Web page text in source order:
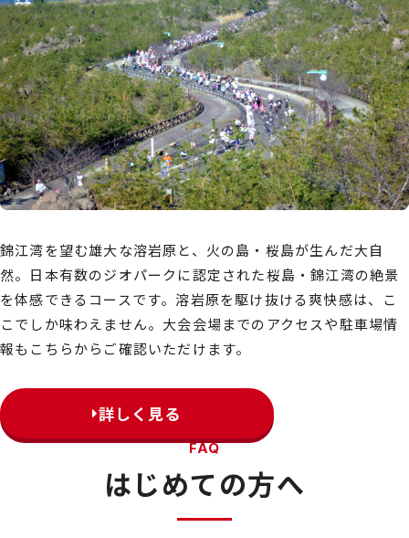
錦江湾を望む雄大な溶岩原と、火の島・桜島が生んだ大自
然。日本有数のジオパークに認定された桜島・錦江湾の絶景
を体感できるコースです。溶岩原を駆け抜ける爽快感は、こ
こでしか味わえません。大会会場までのアクセスや駐車場情
報もこちらからご確認いただけます。
詳しく見る
FAQ
はじめての方へ